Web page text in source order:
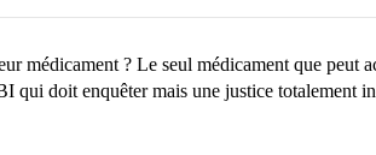
médicament ? Le seul médicament que
qui doit enquêter mais une justice totalement